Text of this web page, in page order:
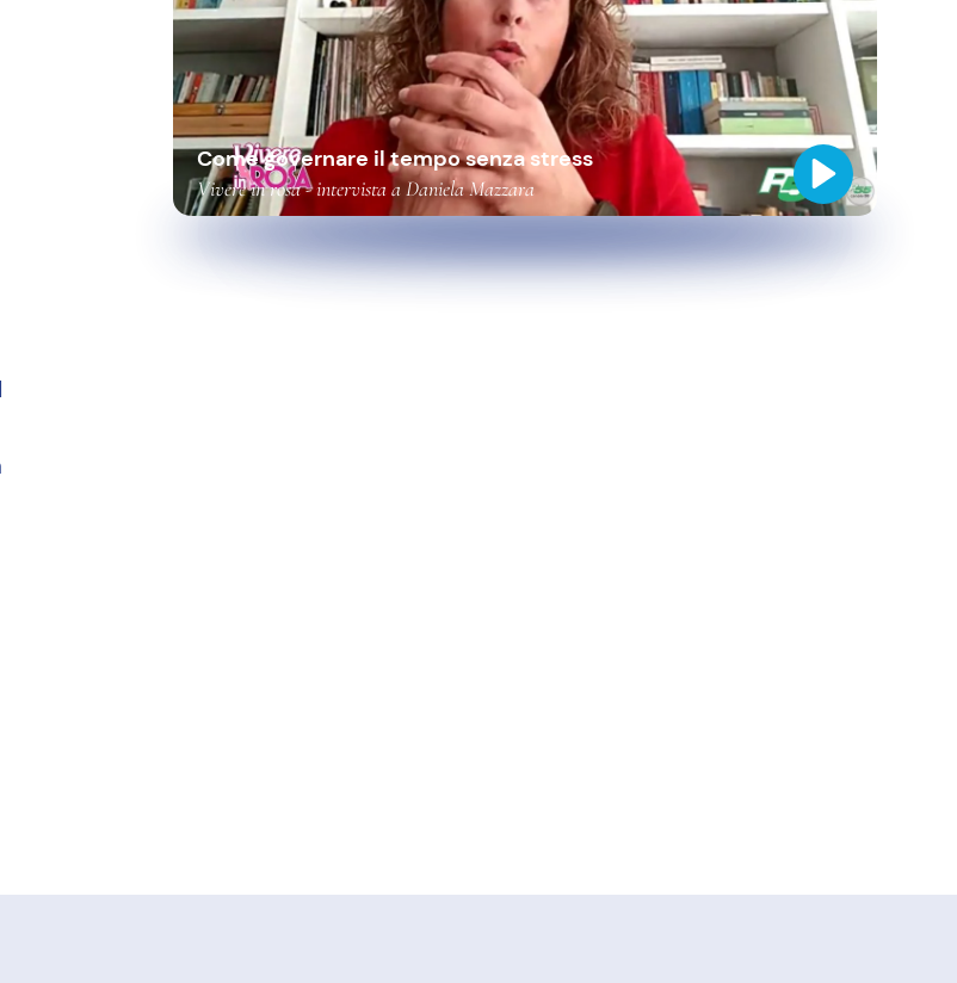
Come governare il tempo senza stress
Vivere in rosa - intervista a Daniela Mazzara